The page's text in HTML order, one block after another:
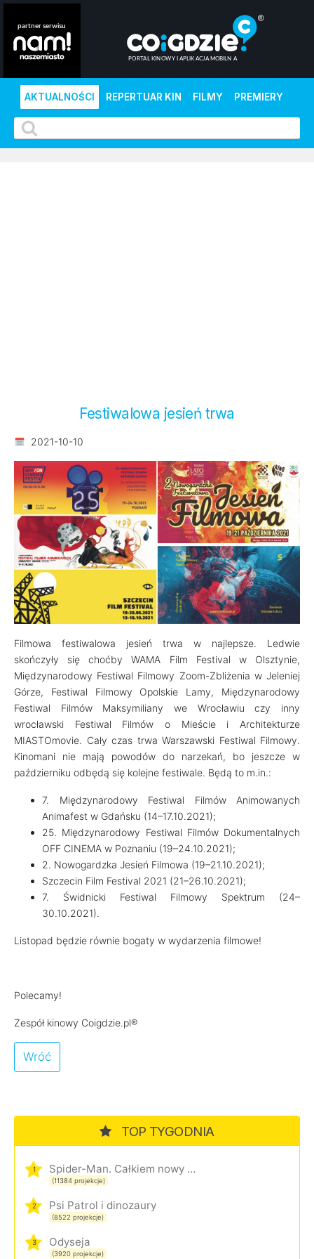
AKTUALNOŚCI REPERTUAR KIN FILMY PREMIERY
Festiwalowa jesień trwa
2021-10-10
Filmowa festiwalowa jesień trwa w najlepsze. Ledwie
skończyły się choćby WAMA Film Festival w Olsztynie,
Międzynarodowy Festiwal Filmowy Zoom-Zbliżenia w Jeleniej
Górze, Festiwal Filmowy Opolskie Lamy, Międzynarodowy
Festiwal Filmów Maksymiliany we Wrocławiu czy inny
wrocławski Festiwal Filmów o Mieście i Architekturze
MIASTOmovie. Cały czas trwa Warszawski Festiwal Filmowy.
Kinomani nie mają powodów do narzekań, bo jeszcze w
październiku odbędą się kolejne festiwale. Będą to m.in.:
7. Międzynarodowy Festiwal Filmów Animowanych
Animafest w Gdańsku (14–17.10.2021);
25. Międzynarodowy Festiwal Filmów Dokumentalnych
OFF CINEMA w Poznaniu (19–24.10.2021);
2. Nowogardzka Jesień Filmowa (19–21.10.2021);
Szczecin Film Festival 2021 (21–26.10.2021);
7. Świdnicki Festiwal Filmowy Spektrum (24–
30.10.2021).
Listopad będzie równie bogaty w wydarzenia filmowe!
Polecamy!
Zespół kinowy Coigdzie.pl®
Wróć
TOP TYGODNIA
1 Spider-Man. Całkiem nowy dzień
(11384 projekcje)
2 Psi Patrol i dinozaury
(8522 projekcje)
3 Odyseja
(3920 projekcje)